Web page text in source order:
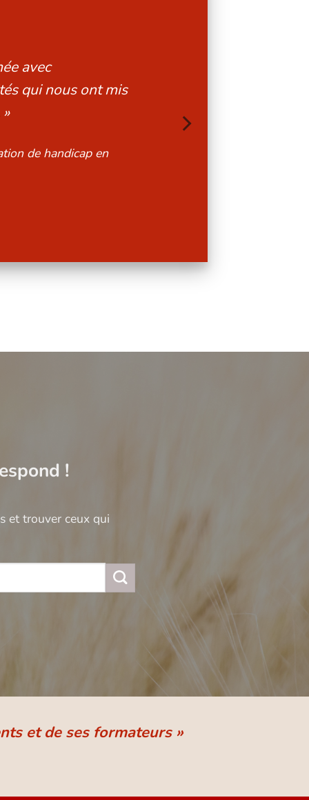
perspectives
mieux les enfants
de handicap en
!
et trouver ceux qui
et de ses formateurs »